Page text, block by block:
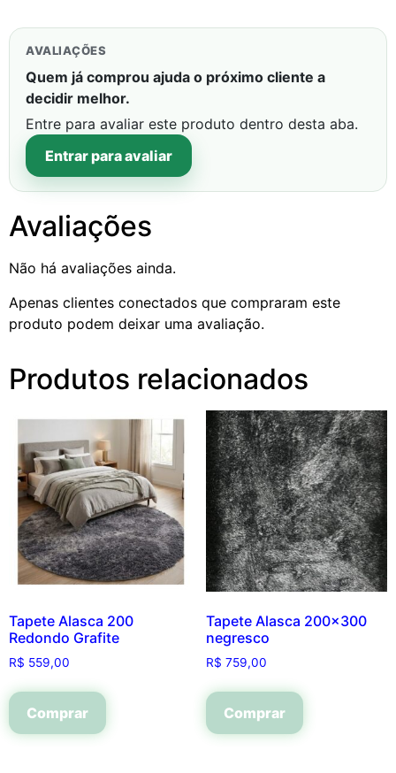
AVALIAÇÕES
Quem já comprou ajuda o próximo cliente a
decidir melhor.
Entre para avaliar este produto dentro desta aba.
Entrar para avaliar
Avaliações
Não há avaliações ainda.
Apenas clientes conectados que compraram este
produto podem deixar uma avaliação.
Produtos relacionados
Tapete Alasca 200
Redondo Grafite
R$ 559,00
Comprar
Tapete Alasca 200×300
negresco
R$ 759,00
Comprar